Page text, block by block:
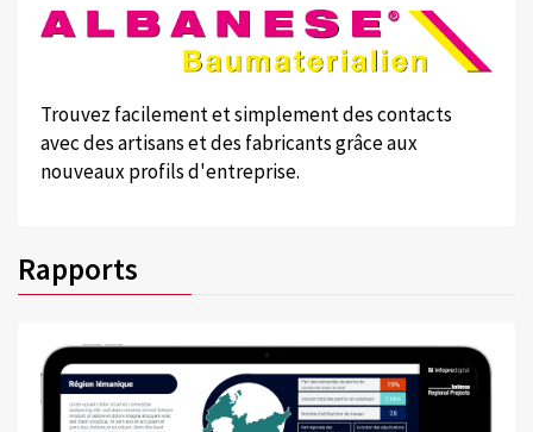
Trouvez facilement et simplement des contacts
avec des artisans et des fabricants grâce aux
nouveaux profils d'entreprise.
Rapports